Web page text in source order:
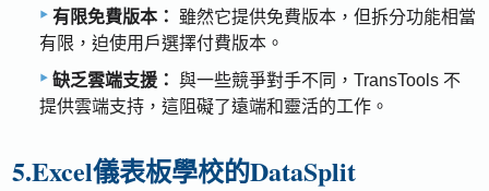
有限免費版本：
雖然它提供免費版本，但拆分功能相當
有限，迫使用戶選擇付費版本。
缺乏雲端支援： 與一些競爭對手不同，TransTools 不
提供雲端支持，這阻礙了遠端和靈活的工作。
5.Excel儀表板學校的DataSplit